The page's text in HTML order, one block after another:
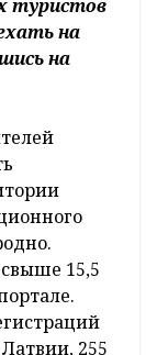
туристов
на
на
15,5
255